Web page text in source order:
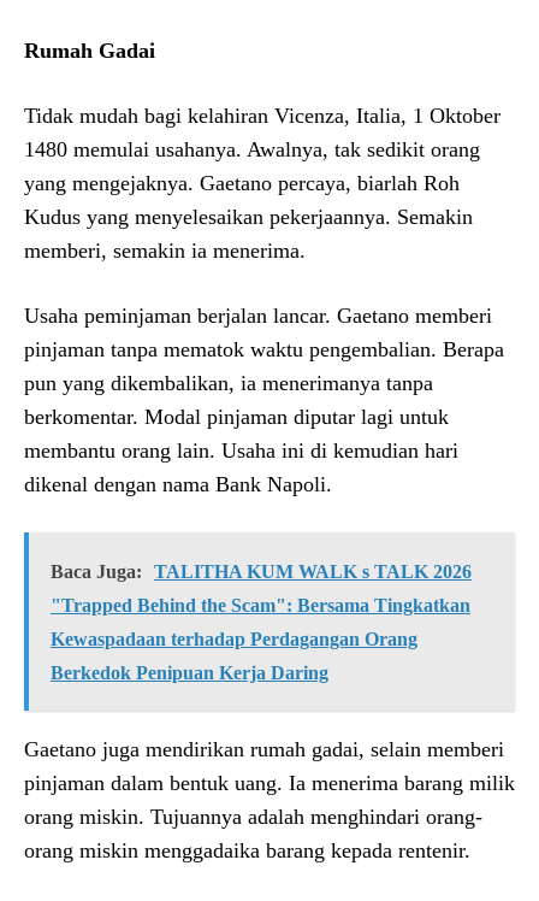
Rumah Gadai
Tidak mudah bagi kelahiran Vicenza, Italia, 1 Oktober
1480 memulai usahanya. Awalnya, tak sedikit orang
yang mengejaknya. Gaetano percaya, biarlah Roh
Kudus yang menyelesaikan pekerjaannya. Semakin
memberi, semakin ia menerima.
Usaha peminjaman berjalan lancar. Gaetano memberi
pinjaman tanpa mematok waktu pengembalian. Berapa
pun yang dikembalikan, ia menerimanya tanpa
berkomentar. Modal pinjaman diputar lagi untuk
membantu orang lain. Usaha ini di kemudian hari
dikenal dengan nama Bank Napoli.
Baca Juga:
TALITHA KUM WALK s TALK 2026
"Trapped Behind the Scam": Bersama Tingkatkan
Kewaspadaan terhadap Perdagangan Orang
Berkedok Penipuan Kerja Daring
Gaetano juga mendirikan rumah gadai, selain memberi
pinjaman dalam bentuk uang. Ia menerima barang milik
orang miskin. Tujuannya adalah menghindari orang-
orang miskin menggadaika barang kepada rentenir.